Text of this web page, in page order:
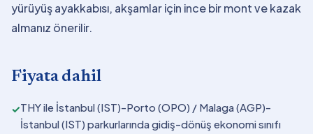
yürüyüş ayakkabısı, akşamlar için ince bir mont ve kazak
almanız önerilir.
Fiyata dahil
✓THY ile İstanbul (IST)-Porto (OPO) / Malaga (AGP)-
İstanbul (IST) parkurlarında gidiş-dönüş ekonomi sınıfı